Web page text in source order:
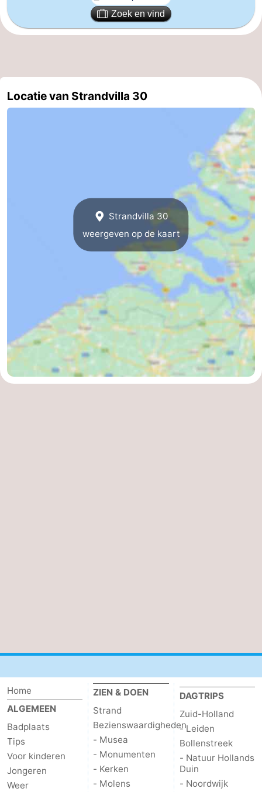
Zoek en vind
Locatie van Strandvilla 30
Strandvilla 30
weergeven op de kaart
Home
ALGEMEEN
Badplaats
Tips
Voor kinderen
Jongeren
Weer
ZIEN & DOEN
Strand
Bezienswaardigheden
- Musea
- Monumenten
- Kerken
- Molens
DAGTRIPS
Zuid-Holland
- Leiden
Bollenstreek
- Natuur Hollands
Duin
- Noordwijk